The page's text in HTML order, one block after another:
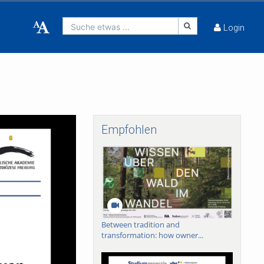
Suche etwas ... Login
Empfohlen
Between tradition and
transformation: how owner...